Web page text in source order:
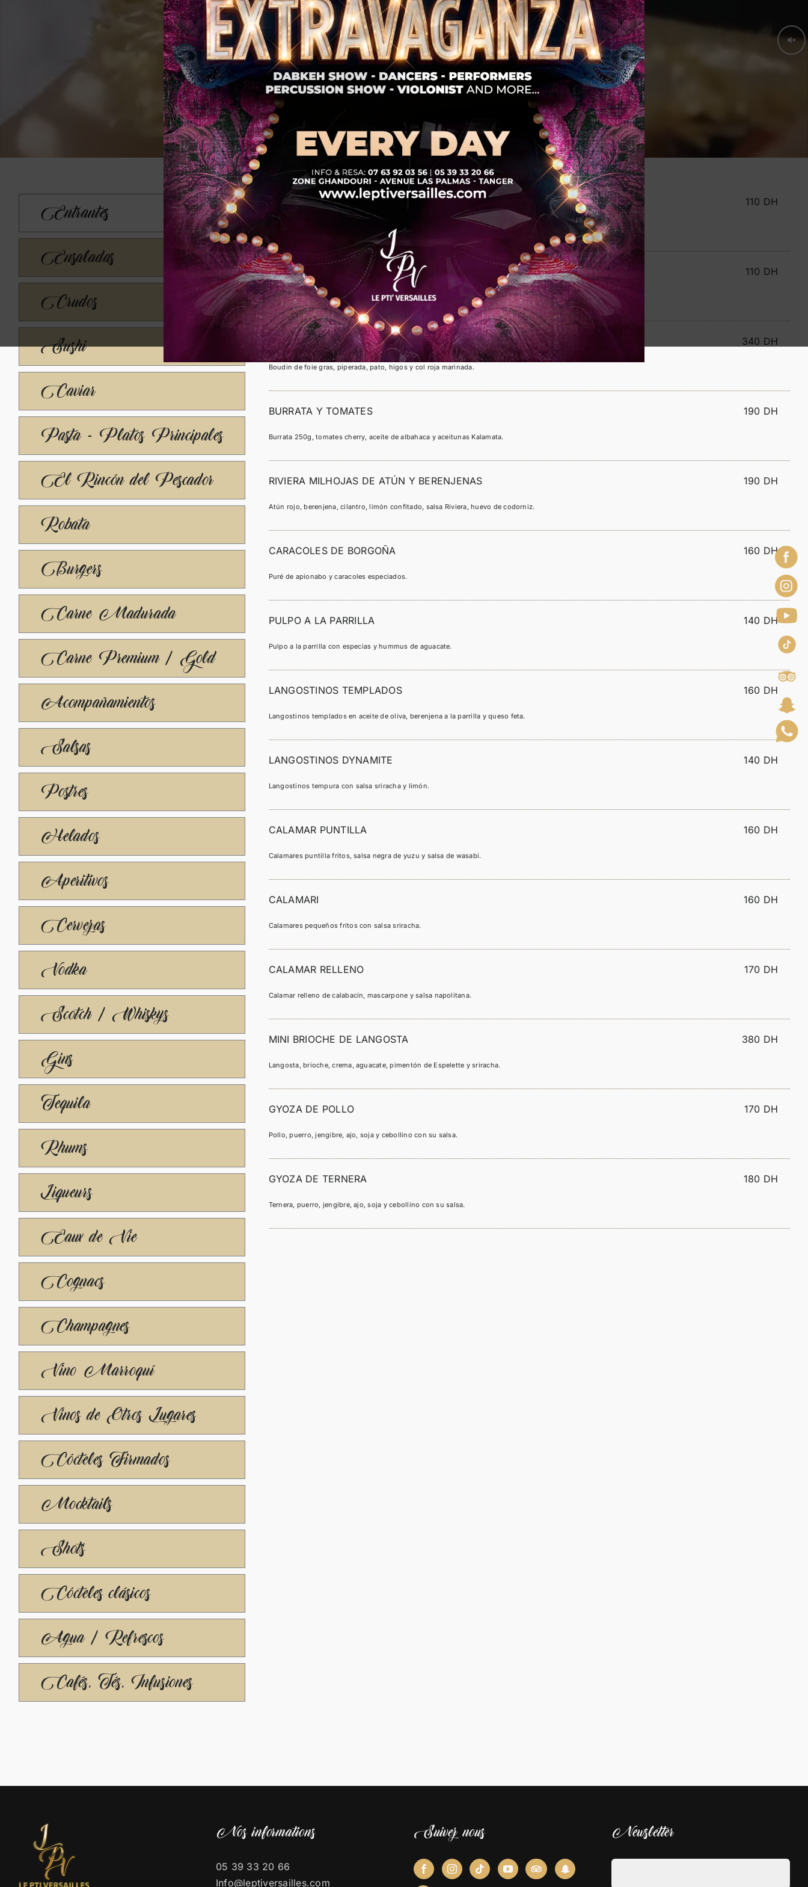
Nommos Beach Resort / Book now
Entrantes
Ensaladas
Crudos
Sushi
Caviar
Pasta - Platos Principales
El Rincón del Pescador
Robata
Burgers
Carne Madurada
Carne Premium / Gold
Acompañamientos
Salsas
Postres
Helados
Aperitivos
Cervezas
Vodka
Scotch / Whiskys
Gins
Tequila
Rhums
Liqueurs
Eaux de Vie
Cognacs
Champagnes
Vino Marroquí
Vinos de Otros Lugares
Cócteles Firmados
Mocktails
Shots
Cócteles clásicos
Agua / Refrescos
Cafés, Tés, Infusiones
EL PIMIENTO 110 DH
Pimientos marinados en aceite de oliva y queso blanco.
LA REMOLACHA 110 DH
Remolachas marinadas en aceite de albahaca, nueces y queso de cabra fresco. (ENSALADA ROJA)
FOIE GRAS 340 DH
Boudin de foie gras, piperada, pato, higos y col roja marinada.
BURRATA Y TOMATES 190 DH
Burrata 250g, tomates cherry, aceite de albahaca y aceitunas Kalamata.
RIVIERA MILHOJAS DE ATÚN Y BERENJENAS 190 DH
Atún rojo, berenjena, cilantro, limón confitado, salsa Riviera, huevo de codorniz.
CARACOLES DE BORGOÑA 160 DH
Puré de apionabo y caracoles especiados.
PULPO A LA PARRILLA 140 DH
Pulpo a la parrilla con especias y hummus de aguacate.
LANGOSTINOS TEMPLADOS 160 DH
Langostinos templados en aceite de oliva, berenjena a la parrilla y queso feta.
LANGOSTINOS DYNAMITE 140 DH
Langostinos tempura con salsa sriracha y limón.
CALAMAR PUNTILLA 160 DH
Calamares puntilla fritos, salsa negra de yuzu y salsa de wasabi.
CALAMARI 160 DH
Calamares pequeños fritos con salsa sriracha.
CALAMAR RELLENO 170 DH
Calamar relleno de calabacín, mascarpone y salsa napolitana.
MINI BRIOCHE DE LANGOSTA 380 DH
Langosta, brioche, crema, aguacate, pimentón de Espelette y sriracha.
GYOZA DE POLLO 170 DH
Pollo, puerro, jengibre, ajo, soja y cebollino con su salsa.
GYOZA DE TERNERA 180 DH
Ternera, puerro, jengibre, ajo, soja y cebollino con su salsa.
Nos informations
05 39 33 20 66
Info@leptiversailles.com
Suivez nous Newsletter